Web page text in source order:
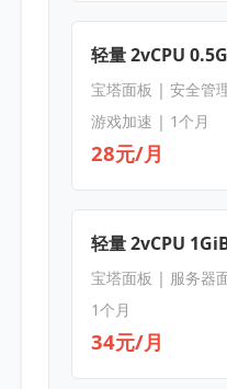
轻量 2vCPU
宝塔面板 | 安全管
游戏加速 | 1个月
28元/月
轻量 2vCPU
宝塔面板 | 服务器
1个月
34元/月